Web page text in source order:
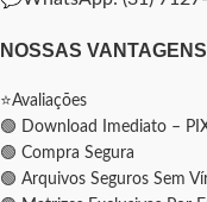
NOSSAS VANTAGENS
⭐Avaliações
🟢 Download Imediato –
🟢 Compra Segura
🟢 Arquivos Seguros Sem